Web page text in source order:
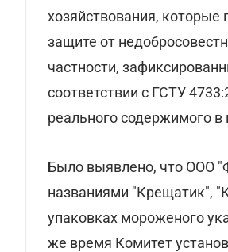
хозяйствования, которые
защите от
частности,
соответствии с ГСТУ
реального содержимого в
Было выявлено, что ООО
названиями "Крещатик",
упаковках мороженого
же время Комитет